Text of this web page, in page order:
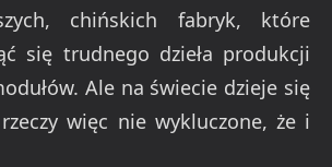
chińskich fabryk, które
się trudnego dzieła produkcji
Ale na świecie dzieje się
więc nie wykluczone, że i